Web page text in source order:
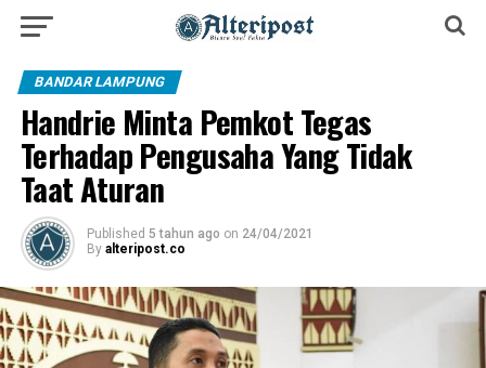
BANDAR LAMPUNG
Handrie Minta Pemkot Tegas
Terhadap Pengusaha Yang Tidak
Taat Aturan
Published 5 tahun ago on 24/04/2021
By alteripost.co